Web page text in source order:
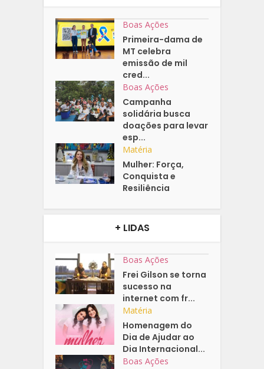
Boas Ações
Primeira-dama de
MT celebra
emissão de mil
cred...
Boas Ações
Campanha
solidária busca
doações para levar
esp...
Matéria
Mulher: Força,
Conquista e
Resiliência
+ LIDAS
Boas Ações
Frei Gilson se torna
sucesso na
internet com fr...
Matéria
Homenagem do
Dia de Ajudar ao
Dia Internacional...
Boas Ações